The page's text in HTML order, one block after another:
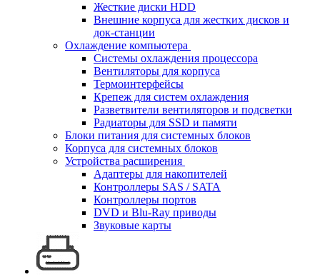
Жесткие диски HDD
Внешние корпуса для жестких дисков и
док-станции
Охлаждение компьютера
Системы охлаждения процессора
Вентиляторы для корпуса
Термоинтерфейсы
Крепеж для систем охлаждения
Разветвители вентиляторов и подсветки
Радиаторы для SSD и памяти
Блоки питания для системных блоков
Корпуса для системных блоков
Устройства расширения
Адаптеры для накопителей
Контроллеры SAS / SATA
Контроллеры портов
DVD и Blu-Ray приводы
Звуковые карты